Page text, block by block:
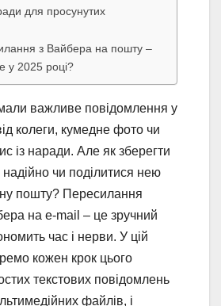
для просунутих
з Вайбера на пошту –
у 2025 році?
важливе повідомлення у
колеги, кумедне фото чи
із наради. Але як зберегти
чи поділитися нею
пошту? Пересилання
на e-mail – це зручний
час і нерви. У цій
кожен крок цього
текстових повідомлень
файлів, і